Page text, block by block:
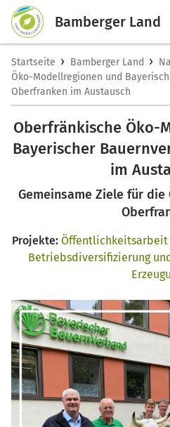
Bamberger Land
Startseite › Bamberger Land ›
Öko-Modellregionen und
Oberfranken im Austausch
Oberfränkische Öko-
Bayerischer
im
Gemeinsame Ziele für
Projekte: Öffentlichkeitsarbeit
Betriebsdiversifizierung